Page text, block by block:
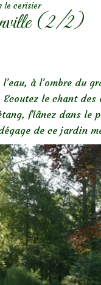
le cerisier
(2/2)
à l’ombre du
le chant
flânez dans
de ce jardin